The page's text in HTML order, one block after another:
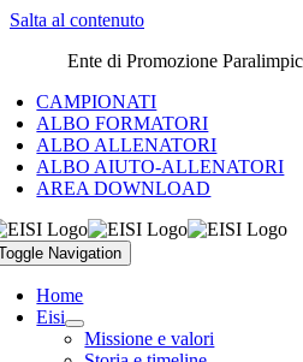
Salta al contenuto
Ente di Promozione
CAMPIONATI
ALBO FORMATORI
ALBO ALLENATORI
ALBO AIUTO-ALLENATORI
AREA DOWNLOAD
Navigation
Home
Eisi
Missione e valori